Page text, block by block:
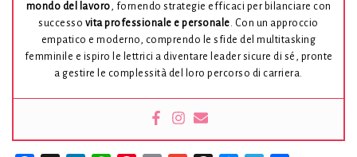
mondo del lavoro, fornendo strategie efficaci per bilanciare con
successo vita professionale e personale. Con un approccio
empatico e moderno, comprendo le sfide del multitasking
femminile e ispiro le lettrici a diventare leader sicure di sé, pronte
a gestire le complessità del loro percorso di carriera.